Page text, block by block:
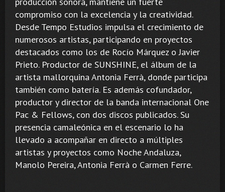
compromiso con la excelencia y la creatividad.
Desde Tempo Estudios impulsa el crecimiento de
numerosos artistas, participando en proyectos
destacados como los de Rocío Márquez o Javier
Prieto. Productor de SUNSHINE, el álbum de la
artista mallorquina Antonia Ferrà, donde participa
también como batería. Es además cofundador,
productor y director de la banda internacional One
Pac & Fellows, con dos discos publicados. Su
presencia camaleónica en el escenario lo ha
llevado a acompañar en directo a múltiples
artistas y proyectos como Noche Andaluza,
Manolo Pereira, Antonia Ferrà o Carmen Ferre.